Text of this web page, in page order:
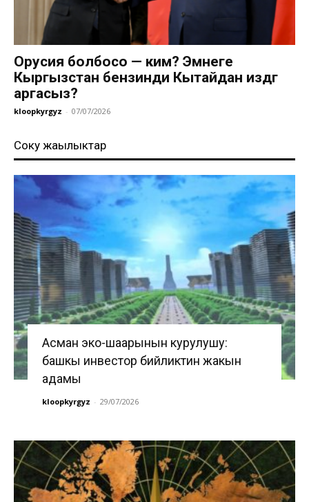
Орусия болбосо — ким? Эмнеге
Кыргызстан бензинди Кытайдан издөөгө
аргасыз?
kloopkyrgyz - 07/07/2026
Соңку жаңылыктар
Асман эко-шаарынын курулушу:
башкы инвестор бийликтин жакын
адамы
kloopkyrgyz - 29/07/2026